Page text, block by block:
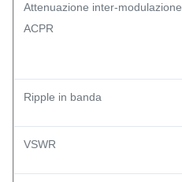
Attenuazione inter-modulazione
ACPR
Ripple in banda
VSWR